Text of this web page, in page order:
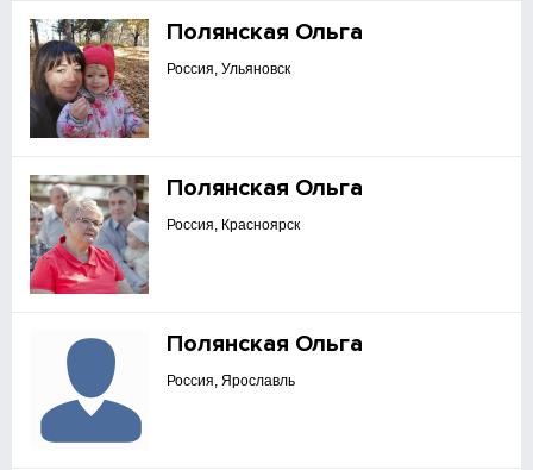
Полянская Ольга
Россия, Ульяновск
Полянская Ольга
Россия, Красноярск
Полянская Ольга
Россия, Ярославль